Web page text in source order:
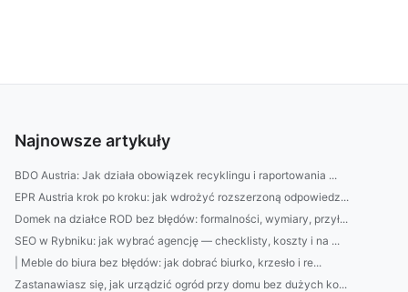
Najnowsze artykuły
BDO Austria: Jak działa obowiązek recyklingu i raportowania ...
EPR Austria krok po kroku: jak wdrożyć rozszerzoną odpowiedz...
Domek na działce ROD bez błędów: formalności, wymiary, przył...
SEO w Rybniku: jak wybrać agencję — checklisty, koszty i na ...
| Meble do biura bez błędów: jak dobrać biurko, krzesło i re...
Zastanawiasz się, jak urządzić ogród przy domu bez dużych ko...